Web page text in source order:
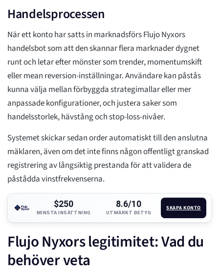
Handelsprocessen
När ett konto har satts in marknadsförs Flujo Nyxors
handelsbot som att den skannar flera marknader dygnet
runt och letar efter mönster som trender, momentumskift
eller mean reversion-inställningar. Användare kan påstås
kunna välja mellan förbyggda strategimallar eller mer
anpassade konfigurationer, och justera saker som
handelsstorlek, hävstång och stop-loss-nivåer.
Systemet skickar sedan order automatiskt till den anslutna
mäklaren, även om det inte finns någon offentligt granskad
registrering av långsiktig prestanda för att validera de
påstådda vinstfrekvenserna.
$250
MINSTA INSÄTTNING
8.6/10
UTMÄRKT BETYG
SKAPA KONTO
Flujo Nyxors legitimitet: Vad du
behöver veta